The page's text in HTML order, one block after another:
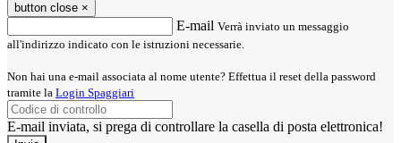
button close ×
E-mail Verrà inviato un messaggio
all'indirizzo indicato con le istruzioni necessarie.
Non hai una e-mail associata al nome utente? Effettua il reset della password
tramite la Login Spaggiari
E-mail inviata, si prega di controllare la casella di posta elettronica!